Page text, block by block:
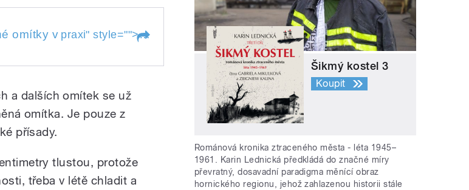
omítky v praxi" style="">Hliněné omítky v praxi
a dalších omítek se už
omítka. Je pouze z
přísady.
tlustou, protože
třeba v létě chladit a
Šikmý kostel 3
Koupit
Románová kronika ztraceného města - léta 1945–
1961. Karin Lednická předkládá do značné míry
převratný, dosavadní paradigma měnící obraz
hornického regionu, jehož zahlazenou historii stále